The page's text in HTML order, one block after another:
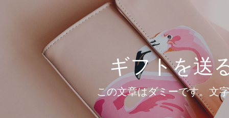
ギフトを送
この文章はダミーです。文